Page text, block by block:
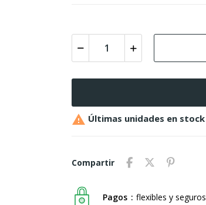
 Últimas unidades en stock
Compartir
Pagos flexibles y seguros